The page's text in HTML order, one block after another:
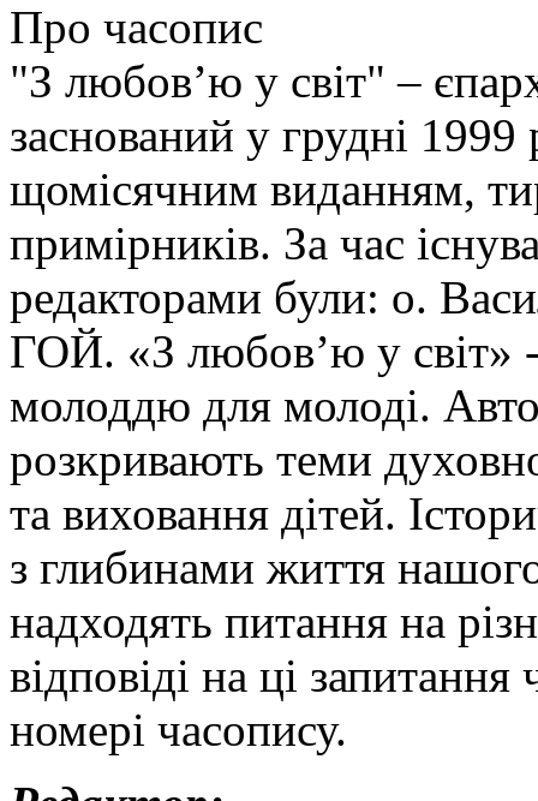
Про часопис
"З любов’ю у світ" –
заснований у грудні
щомісячним виданням,
примірників. За час
редакторами були: о.
ГОЙ. «З любов’ю у світ»
молоддю для молоді.
розкривають теми
та виховання дітей.
з глибинами життя
надходять питання на
відповіді на ці
номері часопису.